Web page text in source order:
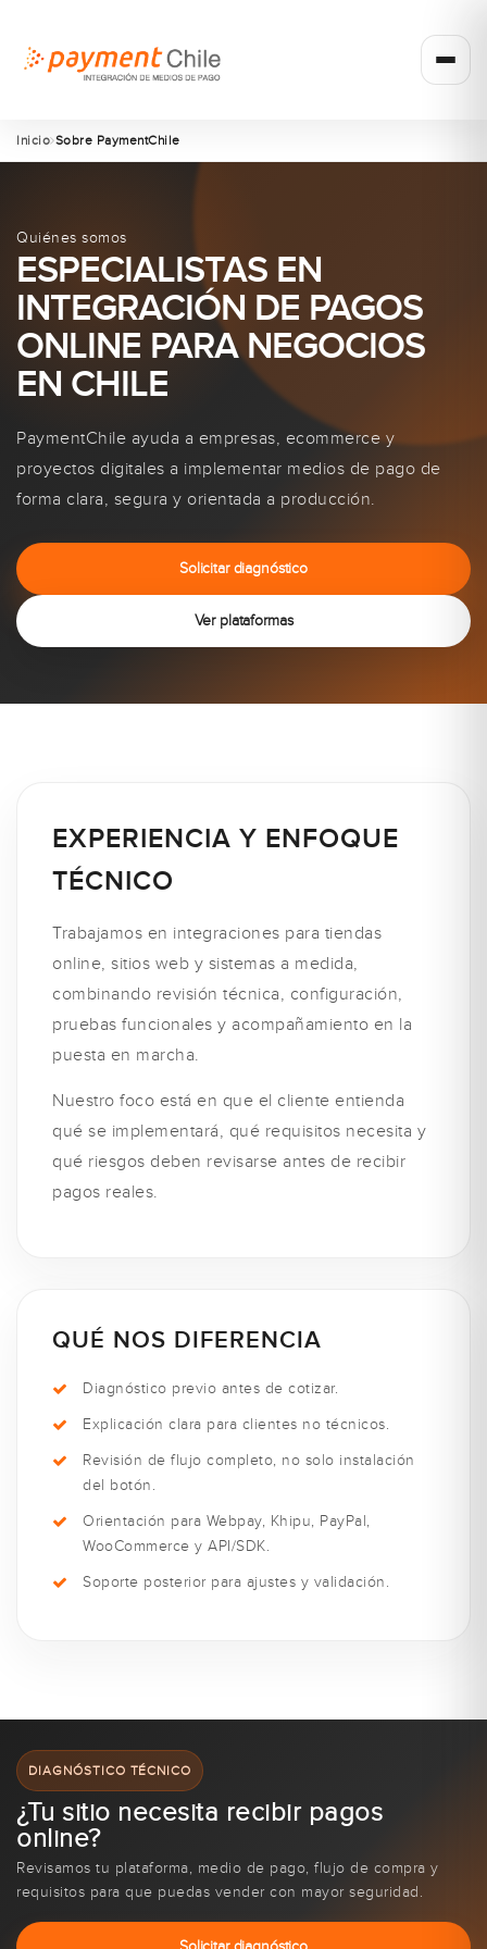
Inicio Sobre PaymentChile
Quiénes somos
ESPECIALISTAS EN
INTEGRACIÓN DE PAGOS
ONLINE PARA NEGOCIOS
EN CHILE
PaymentChile ayuda a empresas, ecommerce y
proyectos digitales a implementar medios de pago de
forma clara, segura y orientada a producción.
Solicitar diagnóstico
Ver plataformas
EXPERIENCIA Y ENFOQUE
TÉCNICO
Trabajamos en integraciones para tiendas
online, sitios web y sistemas a medida,
combinando revisión técnica, configuración,
pruebas funcionales y acompañamiento en la
puesta en marcha.
Nuestro foco está en que el cliente entienda
qué se implementará, qué requisitos necesita y
qué riesgos deben revisarse antes de recibir
pagos reales.
QUÉ NOS DIFERENCIA
Diagnóstico previo antes de cotizar.
Explicación clara para clientes no técnicos.
Revisión de flujo completo, no solo instalación
del botón.
Orientación para Webpay, Khipu, PayPal,
WooCommerce y API/SDK.
Soporte posterior para ajustes y validación.
DIAGNÓSTICO TÉCNICO
¿Tu sitio necesita recibir pagos
online?
Revisamos tu plataforma, medio de pago, flujo de compra y
requisitos para que puedas vender con mayor seguridad.